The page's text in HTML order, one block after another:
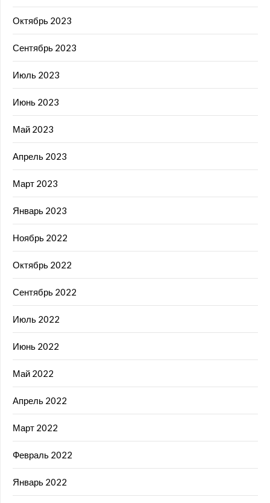
Октябрь 2023
Сентябрь 2023
Июль 2023
Июнь 2023
Май 2023
Апрель 2023
Март 2023
Январь 2023
Ноябрь 2022
Октябрь 2022
Сентябрь 2022
Июль 2022
Июнь 2022
Май 2022
Апрель 2022
Март 2022
Февраль 2022
Январь 2022